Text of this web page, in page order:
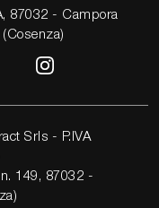
87032 - Campora
Srls - P.IVA
149, 87032 -